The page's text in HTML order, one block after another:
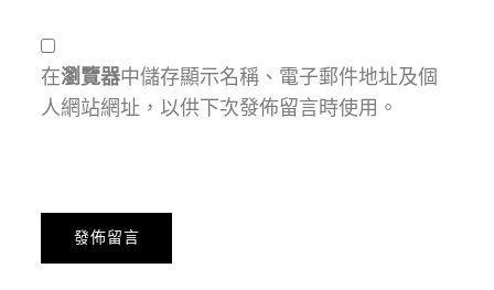
在瀏覽器中儲存顯示名稱、電子郵件地址及個
人網站網址，以供下次發佈留言時使用。